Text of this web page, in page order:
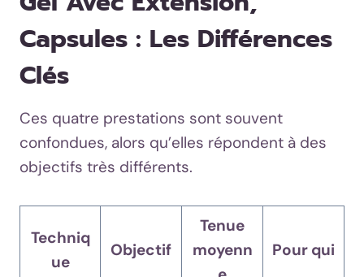
Capsules : Les Différences
Clés
Ces quatre prestations sont souvent
confondues, alors qu’elles répondent à des
objectifs très différents.
Techniq
ue
Objectif
Tenue
moyenn
Pour qui